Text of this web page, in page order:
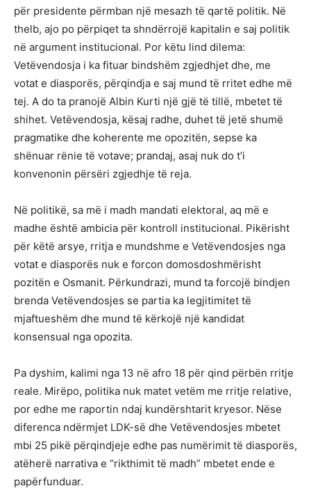
për presidente përmban një mesazh të qartë politik. Në
thelb, ajo po përpiqet ta shndërrojë kapitalin e saj politik
në argument institucional. Por këtu lind dilema:
Vetëvendosja i ka fituar bindshëm zgjedhjet dhe, me
votat e diasporës, përqindja e saj mund të rritet edhe më
tej. A do ta pranojë Albin Kurti një gjë të tillë, mbetet të
shihet. Vetëvendosja, kësaj radhe, duhet të jetë shumë
pragmatike dhe koherente me opozitën, sepse ka
shënuar rënie të votave; prandaj, asaj nuk do t’i
konvenonin përsëri zgjedhje të reja.
Në politikë, sa më i madh mandati elektoral, aq më e
madhe është ambicia për kontroll institucional. Pikërisht
për këtë arsye, rritja e mundshme e Vetëvendosjes nga
votat e diasporës nuk e forcon domosdoshmërisht
pozitën e Osmanit. Përkundrazi, mund ta forcojë bindjen
brenda Vetëvendosjes se partia ka legjitimitet të
mjaftueshëm dhe mund të kërkojë një kandidat
konsensual nga opozita.
Pa dyshim, kalimi nga 13 në afro 18 për qind përbën rritje
reale. Mirëpo, politika nuk matet vetëm me rritje relative,
por edhe me raportin ndaj kundërshtarit kryesor. Nëse
diferenca ndërmjet LDK-së dhe Vetëvendosjes mbetet
mbi 25 pikë përqindjeje edhe pas numërimit të diasporës,
atëherë narrativa e “rikthimit të madh” mbetet ende e
papërfunduar.